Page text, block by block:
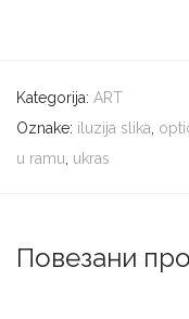
Kategorija: ART
Oznake: iluzija slika
u ramu ukras
Повезани